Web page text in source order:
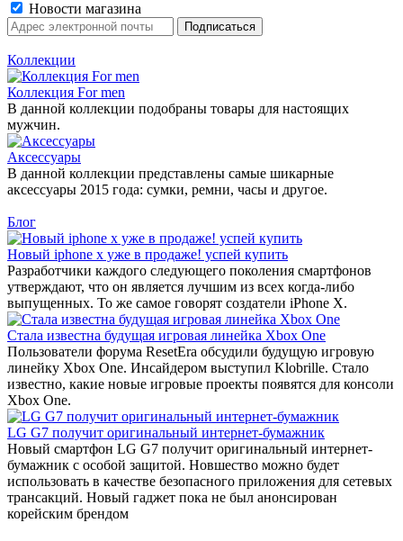
Новости магазина
Коллекции
Коллекция For men
В данной коллекции подобраны товары для настоящих
мужчин.
Аксессуары
В данной коллекции представлены самые шикарные
аксессуары 2015 года: сумки, ремни, часы и другое.
Блог
Новый iphone x уже в продаже! успей купить
Разработчики каждого следующего поколения смартфонов
утверждают, что он является лучшим из всех когда-либо
выпущенных. То же самое говорят создатели iPhone X.
Стала известна будущая игровая линейка Xbox One
Пользователи форума ResetEra обсудили будущую игровую
линейку Xbox One. Инсайдером выступил Klobrille. Стало
известно, какие новые игровые проекты появятся для консоли
Xbox One.
LG G7 получит оригинальный интернет-бумажник
Новый смартфон LG G7 получит оригинальный интернет-
бумажник с особой защитой. Новшество можно будет
использовать в качестве безопасного приложения для сетевых
трансакций. Новый гаджет пока не был анонсирован
корейским брендом